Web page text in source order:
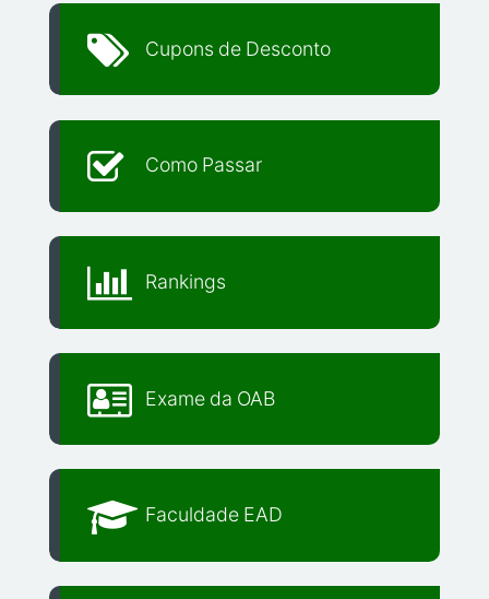
Cupons de Desconto
Como Passar
Rankings
Exame da OAB
Faculdade EAD